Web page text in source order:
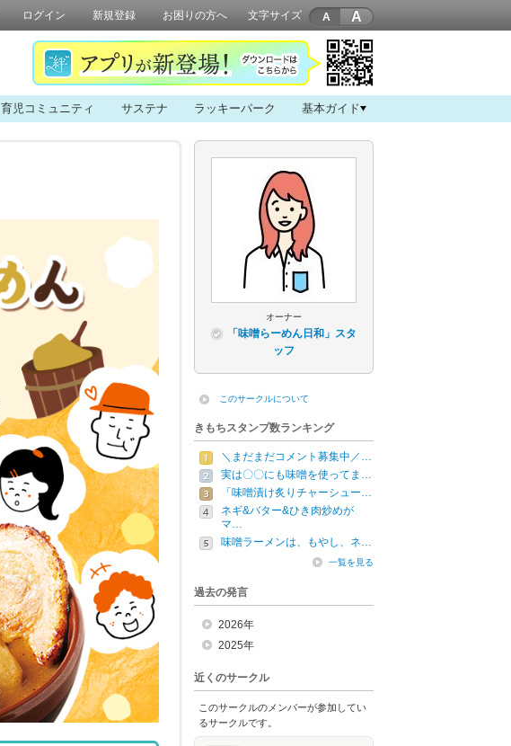
ログイン 新規登録 お困りの方へ 文字サイズ A
育児コミュニティ サステナ ラッキーパーク 基本ガイド
オーナー
「味噌らーめん日和」スタ
ッフ
このサークルについて
きもちスタンプ数ランキング
＼まだまだコメント募集中／…
実は〇〇にも味噌を使ってま…
「味噌漬け炙りチャーシュー…
ネギ&バター&ひき肉炒めが
マ…
味噌ラーメンは、もやし、ネ…
一覧を見る
過去の発言
2026年
2025年
近くのサークル
このサークルのメンバーが参加してい
るサークルです。